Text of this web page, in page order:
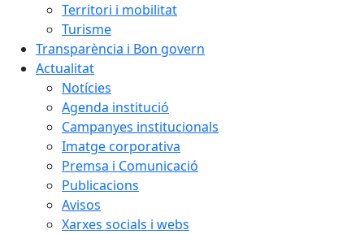
Territori i mobilitat
Turisme
Transparència i Bon govern
Actualitat
Notícies
Agenda institució
Campanyes institucionals
Imatge corporativa
Premsa i Comunicació
Publicacions
Avisos
Xarxes socials i webs